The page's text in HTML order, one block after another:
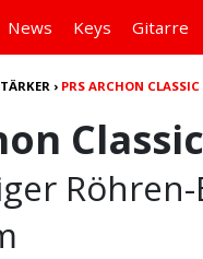
News Keys Gitarre
› PRS ARCHON